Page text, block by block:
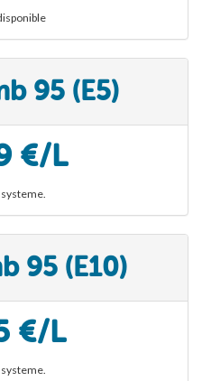
95 (E5)
€/L
95 (E10)
€/L